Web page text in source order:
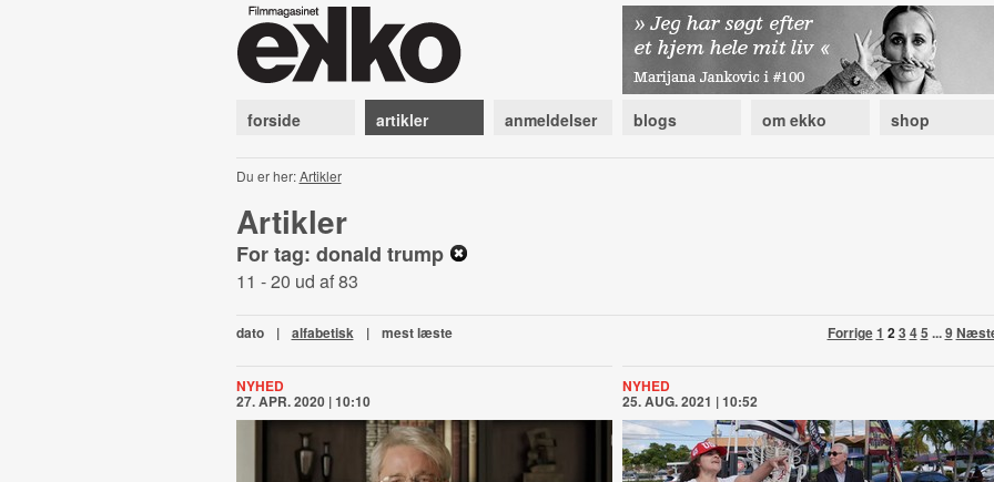
forside artikler anmeldelser blogs om ekko shop
Du er her:Artikler
Artikler
For tag: donald trump
11 - 20 ud af 83
Forrige1 23 45 ...9
dato | alfabetisk | mest læste
NYHED
27. APR. 2020 | 10:10
NYHED
25. AUG. 2021 | 10:52